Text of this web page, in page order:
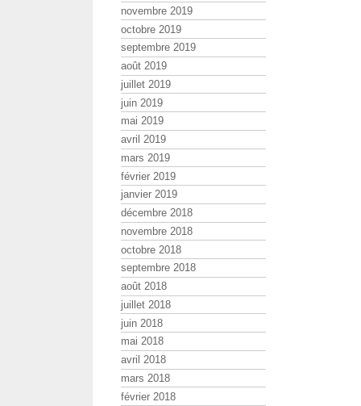
novembre 2019
octobre 2019
septembre 2019
août 2019
juillet 2019
juin 2019
mai 2019
avril 2019
mars 2019
février 2019
janvier 2019
décembre 2018
novembre 2018
octobre 2018
septembre 2018
août 2018
juillet 2018
juin 2018
mai 2018
avril 2018
mars 2018
février 2018